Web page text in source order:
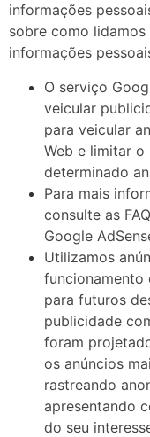
informações
sobre como
informações
O serviço
veicular
para veicular
Web e limitar o
determinado
Para mais
consulte as
Google
Utilizamos
funcionamento
para futuros
publicidade
foram
os anúncios
rastreando
apresentando
do seu